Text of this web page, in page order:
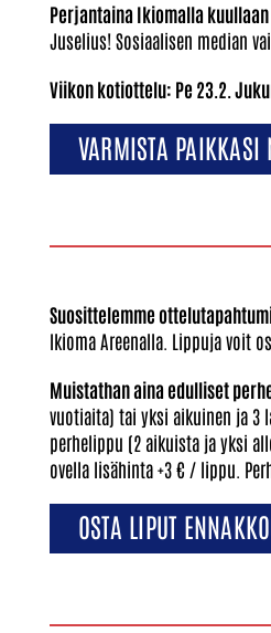
Perjantaina Ikiomalla
Juselius! Sosiaalisen median
Viikon kotiottelu: Pe 23.2.
VARMISTA PAIKKASI
Suosittelemme
Ikioma Areenalla. Lippuja voit
Muistathan aina edulliset
vuotiaita) tai yksi aikuinen ja 3
perhelippu (2 aikuista ja yksi
ovella lisähinta +3 € / lippu.
OSTA LIPUT